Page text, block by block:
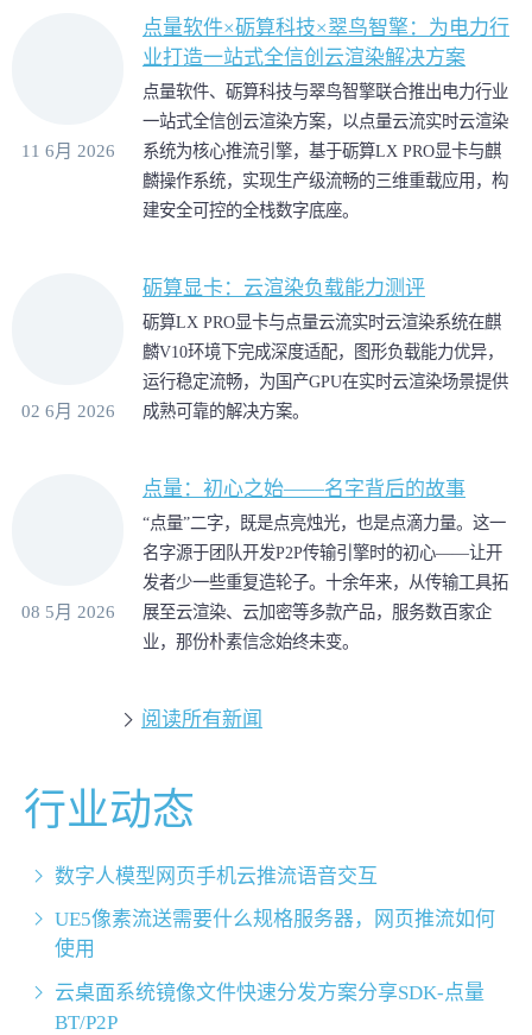
11 6月 2026
点量软件×砺算科技×翠鸟智擎：为电力行
业打造一站式全信创云渲染解决方案
点量软件、砺算科技与翠鸟智擎联合推出电力行业
一站式全信创云渲染方案，以点量云流实时云渲染
系统为核心推流引擎，基于砺算LX PRO显卡与麒
麟操作系统，实现生产级流畅的三维重载应用，构
建安全可控的全栈数字底座。
02 6月 2026
砺算显卡：云渲染负载能力测评
砺算LX PRO显卡与点量云流实时云渲染系统在麒
麟V10环境下完成深度适配，图形负载能力优异，
运行稳定流畅，为国产GPU在实时云渲染场景提供
成熟可靠的解决方案。
08 5月 2026
点量：初心之始——名字背后的故事
“点量”二字，既是点亮烛光，也是点滴力量。这一
名字源于团队开发P2P传输引擎时的初心——让开
发者少一些重复造轮子。十余年来，从传输工具拓
展至云渲染、云加密等多款产品，服务数百家企
业，那份朴素信念始终未变。
阅读所有新闻
行业动态
数字人模型网页手机云推流语音交互
UE5像素流送需要什么规格服务器，网页推流如何
使用
云桌面系统镜像文件快速分发方案分享SDK-点量
BT/P2P